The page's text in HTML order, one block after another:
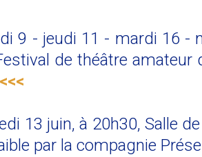
9 - jeudi 11 - mardi 16 -
de théâtre
13 juin, à 20h30, Salle
par la compagnie